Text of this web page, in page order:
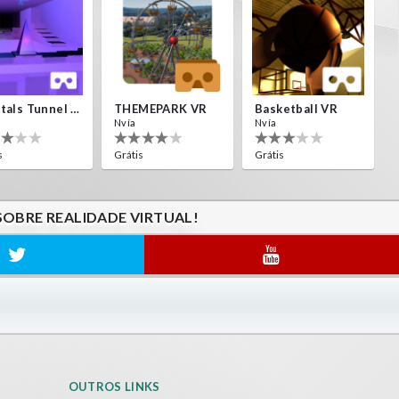
Crystals Tunnel VR THEMEPARK VR
Nvía
Grátis
Basketball VR
Nvía
Grátis
REALIDADE VIRTUAL!
OUTROS LINKS